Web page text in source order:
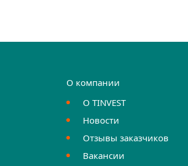
О компании
О TINVEST
Новости
Отзывы заказчиков
Вакансии